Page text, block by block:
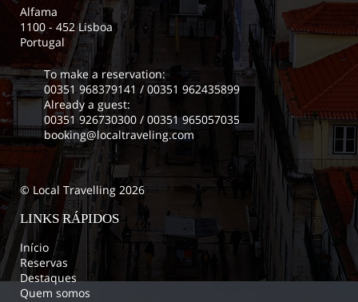
Alfama
1100 - 452 Lisboa
Portugal
To make a reservation:
00351 968379141 / 00351 962435899
Already a guest:
00351 926730300 / 00351 965057035
booking@localtraveling.com
© Local Travelling 2026
LINKS RÁPIDOS
Início
Reservas
Destaques
Quem somos